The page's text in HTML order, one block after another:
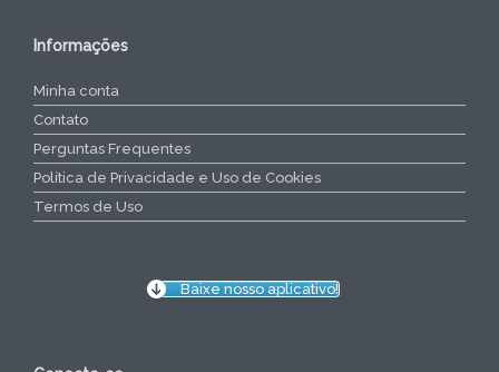
Informações
Minha conta
Contato
Perguntas Frequentes
Política de Privacidade e Uso de Cookies
Termos de Uso
Baixe nosso aplicativo!